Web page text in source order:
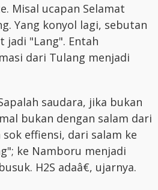
Misal ucapan Selamat
Yang konyol lagi, sebutan
jadi "Lang". Entah
dari Tulang menjadi
saudara, jika bukan
bukan dengan salam dari
sok effiensi, dari salam ke
ke Namboru menjadi
H2S adaâ€, ujarnya.